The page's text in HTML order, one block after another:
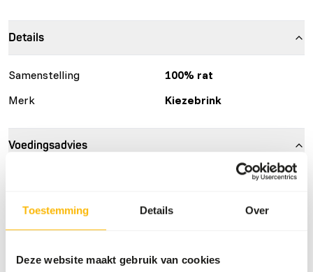
Toestemming Details Over
Deze website maakt gebruik van cookies
Over dit product
Details
Samenstelling
100% rat
Merk
Kiezebrink
Voedingsadvies
Dit product is een rauw diervoeder. Houd daarom de